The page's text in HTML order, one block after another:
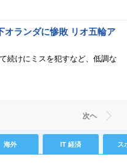
オランダに惨敗 リオ五輪ア
続けにミスを犯すなど、低調な
次ヘ
海外 IT 経済 ス